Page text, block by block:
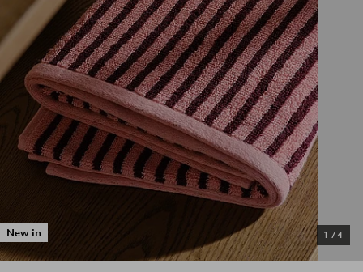
New in 1 /4